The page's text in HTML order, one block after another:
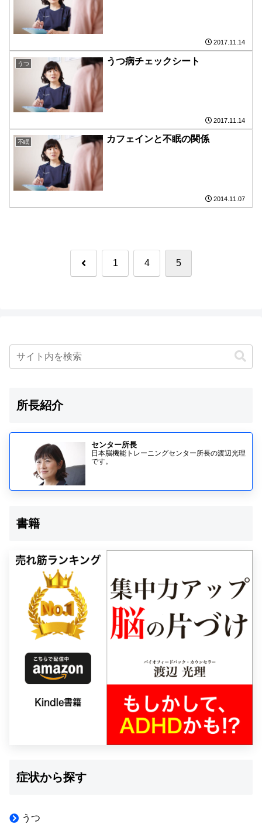
2017.11.14
うつ うつ病チェックシート
2017.11.14
不眠 カフェインと不眠の関係
2014.11.07
前 1 4 5
所長紹介
センター所長
日本脳機能トレーニングセンター所長の渡辺光理
です。
書籍
症状から探す
うつ